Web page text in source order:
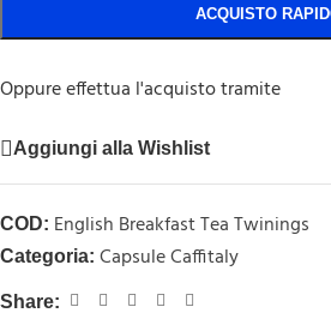
ACQUISTO
Oppure effettua l'acquisto tramite
Aggiungi alla Wishlist
COD: English Breakfast Tea Twinings
Categoria: Capsule Caffitaly
Share: